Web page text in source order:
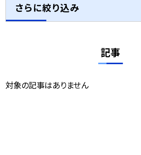
さらに絞り込み
記事
対象の記事はありません